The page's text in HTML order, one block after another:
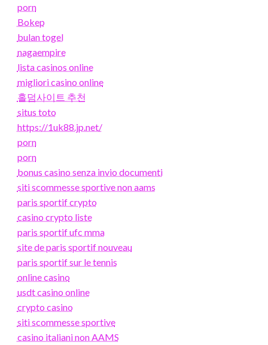
porn
Bokep
bulan togel
nagaempire
lista casinos online
migliori casino online
홀덤사이트 추천
situs toto
https://1uk88.jp.net/
porn
porn
bonus casino senza invio documenti
siti scommesse sportive non aams
paris sportif crypto
casino crypto liste
paris sportif ufc mma
site de paris sportif nouveau
paris sportif sur le tennis
online casino
usdt casino online
crypto casino
siti scommesse sportive
casino italiani non AAMS